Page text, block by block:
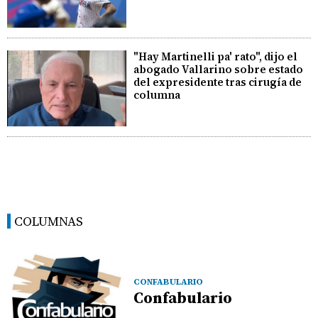
"Hay Martinelli pa' rato", dijo el
abogado Vallarino sobre estado
del expresidente tras cirugía de
columna
COLUMNAS
CONFABULARIO
Confabulario